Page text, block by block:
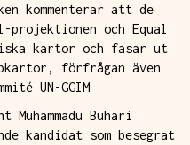
kommenterar att de
projektionen och Equal
kartor och fasar ut
förfrågan även
UN-GGIM
Buhari
kandidat som besegrat